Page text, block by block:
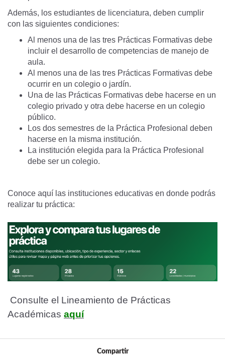
Además, los estudiantes de licenciatura, deben cumplir
con las siguientes condiciones:
Al menos una de las tres Prácticas Formativas debe
incluir el desarrollo de competencias de manejo de
aula.
Al menos una de las tres Prácticas Formativas debe
ocurrir en un colegio o jardín.
Una de las Prácticas Formativas debe hacerse en un
colegio privado y otra debe hacerse en un colegio
público.
Los dos semestres de la Práctica Profesional deben
hacerse en la misma institución.
La institución elegida para la Práctica Profesional
debe ser un colegio.
Conoce aquí las instituciones educativas en donde podrás
realizar tu práctica:
Consulte el Lineamiento de Prácticas
Académicas aquí
Compartir